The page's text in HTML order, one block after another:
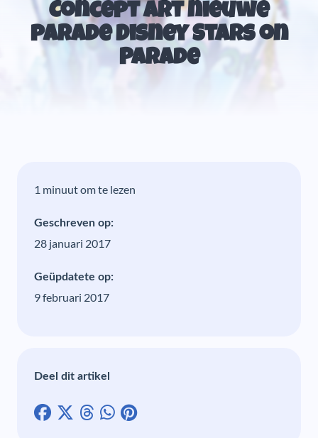
Concept Art nieuwe
parade Disney Stars on
Parade
1 minuut om te lezen
Geschreven op:
28 januari 2017
Geüpdatete op:
9 februari 2017
Deel dit artikel